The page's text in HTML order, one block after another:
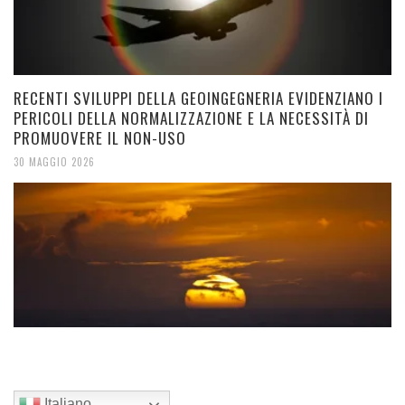
RECENTI SVILUPPI DELLA GEOINGEGNERIA EVIDENZIANO I
PERICOLI DELLA NORMALIZZAZIONE E LA NECESSITÀ DI
PROMUOVERE IL NON-USO
30 MAGGIO 2026